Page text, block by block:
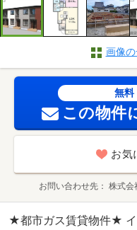
画像の
無料
この物件
お気
お問い合わせ先 株式
★都市ガス賃貸物件★ イ